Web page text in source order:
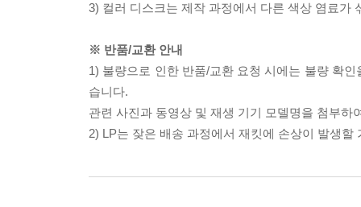
3) 컬러 디스크는 제작 과정에서 다른 색상 염료가
※ 반품/교환 안내
1) 불량으로 인한 반품/교환 요청 시에는 불량 확
습니다.
관련 사진과 동영상 및 재생 기기 모델명을 첨부하
2) LP는 잦은 배송 과정에서 재킷에 손상이 발생